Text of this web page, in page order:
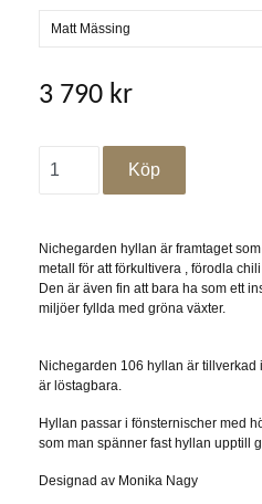
Matt Mässing
3 790 kr
Nichegarden hyllan är framtaget
metall för att förkultivera , förodla
Den är även fin att bara ha som ett
miljöer fyllda med gröna växter.
Nichegarden 106 hyllan är
är löstagbara.
Hyllan passar i fönsternischer med
som man spänner fast hyllan upptill
Designad av Monika Nagy